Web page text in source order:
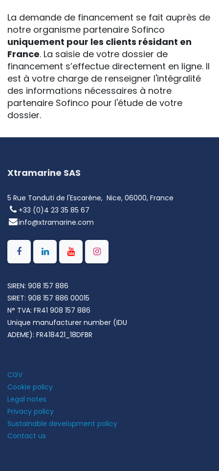
La demande de financement se fait auprès de
notre organisme partenaire Sofinco
uniquement pour les clients résidant en
France. La saisie de votre dossier de
financement s’effectue directement en ligne. Il
est à votre charge de renseigner l'intégralité
des informations nécessaires à notre
partenaire Sofinco pour l'étude de votre
dossier.
Xtramarine SAS
5 Rue Tonduti de l'Escarène, Nice, 06000, France
+33 (0)4 23 35 85 67
info@xtramarine.com
SIREN: 908 157 886
SIRET: 908 157 886 00015
N° TVA: FR41 908 157 886
Unique manufacturer number (IDU
ADEME): FR418421_18DFBR
CGV
Cookie policy
Legal notes
Privacy policy
Sustainable development policy​
Contact us